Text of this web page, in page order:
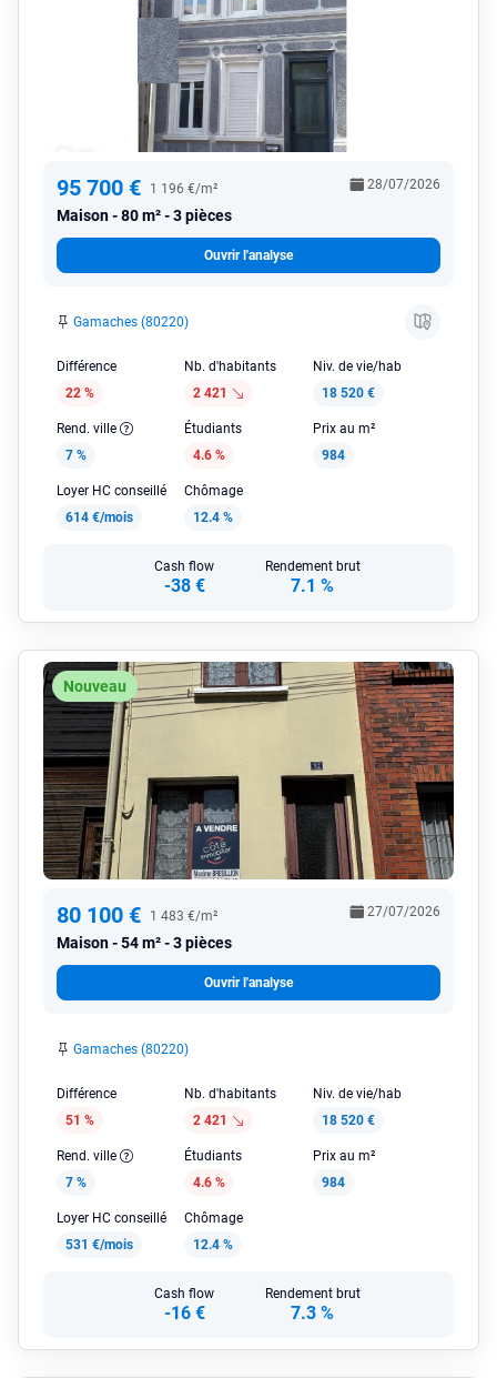
95 700 € 1 196 €/m²
Maison 80 m² - 3 pièces
28/07/2026
Ouvrir l'analyse
Gamaches (80220)
Différence
22 %
Nb. d'habitants
2 421
Niv. de vie/hab
18 520 €
Rend. ville
7 %
Étudiants
4.6 %
Prix au m²
984
Loyer HC conseillé
614 €/mois
Chômage
12.4 %
Cash flow
-38 €
Rendement brut
7.1 %
Nouveau
80 100 € 1 483 €/m²
Maison 54 m² - 3 pièces
27/07/2026
Ouvrir l'analyse
Gamaches (80220)
Différence
51 %
Nb. d'habitants
2 421
Niv. de vie/hab
18 520 €
Rend. ville
7 %
Étudiants
4.6 %
Prix au m²
984
Loyer HC conseillé
531 €/mois
Chômage
12.4 %
Cash flow
-16 €
Rendement brut
7.3 %